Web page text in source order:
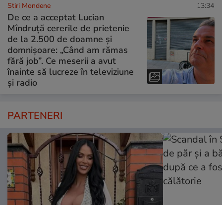
Stiri Mondene 13:34
De ce a acceptat Lucian
Mîndruță cererile de prietenie
de la 2.500 de doamne și
domnișoare: „Când am rămas
fără job”. Ce meserii a avut
înainte să lucreze în televiziune
și radio
PARTENERI